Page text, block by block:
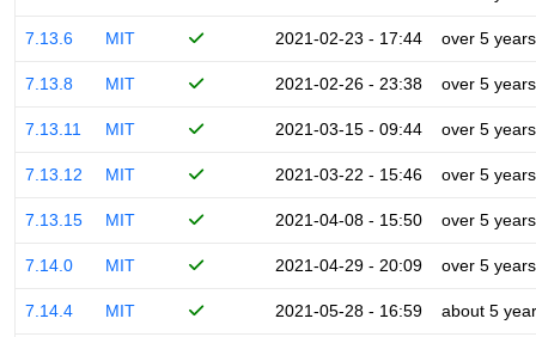
7.13.6 MIT 2021-02-23 - 17:44 over 5 years
7.13.8 MIT 2021-02-26 - 23:38 over 5 years
7.13.11 MIT 2021-03-15 - 09:44 over 5 years
7.13.12 MIT 2021-03-22 - 15:46 over 5 years
7.13.15 MIT 2021-04-08 - 15:50 over 5 years
7.14.0 MIT 2021-04-29 - 20:09 over 5 years
7.14.4 MIT 2021-05-28 - 16:59 about 5